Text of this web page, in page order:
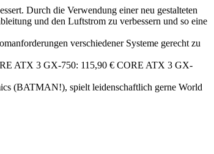
Durch die Verwendung einer neu gestalteten
und den Luftstrom zu verbessern und so eine
verschiedener Systeme gerecht zu
ATX 3 GX-750: 115,90 € CORE ATX 3 GX-
(BATMAN!), spielt leidenschaftlich gerne World